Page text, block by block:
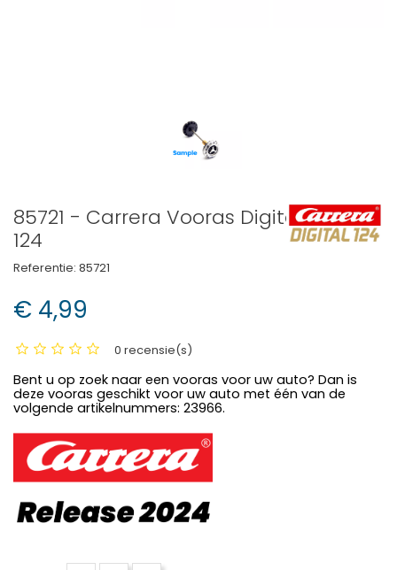
85721 - Carrera Vooras Digital
124
Referentie: 85721
€ 4,99
0 recensie(s)
Bent u op zoek naar een vooras voor uw auto? Dan is
deze vooras geschikt voor uw auto met één van de
volgende artikelnummers: 23966.